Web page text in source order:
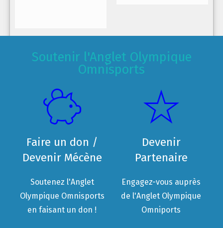
Soutenir l'Anglet Olympique
Omnisports
Faire un don /
Devenir Mécène
Soutenez l'Anglet
Olympique Omnisports
en faisant un don !
Devenir
Partenaire
Engagez-vous auprès
de l'Anglet Olympique
Omniports